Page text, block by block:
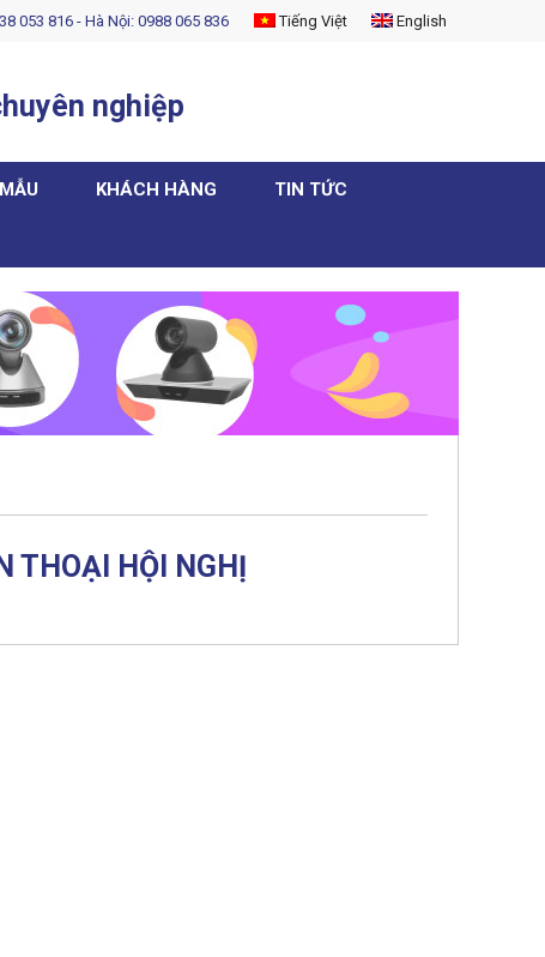
053 816 - Hà Nội: 0988 065 836 Tiếng Việt English
nghiệp
KHÁCH HÀNG TIN TỨC
THOẠI HỘI NGHỊ